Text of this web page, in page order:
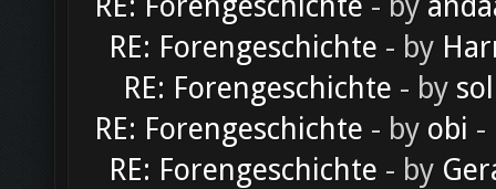
RE: Forengeschichte - by
RE: Forengeschichte - by
RE: Forengeschichte - by obi -
RE: Forengeschichte - by